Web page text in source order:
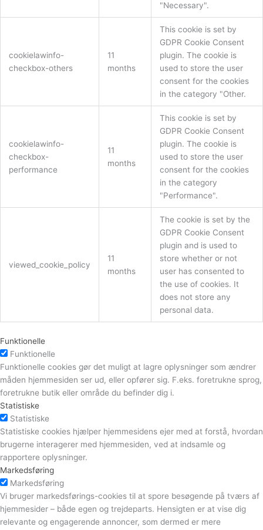
"Necessary".
cookielawinfo-
checkbox-others
11
months
This cookie is set by
GDPR Cookie Consent
plugin. The cookie is
used to store the user
consent for the cookies
in the category "Other.
cookielawinfo-
checkbox-
performance
11
months
This cookie is set by
GDPR Cookie Consent
plugin. The cookie is
used to store the user
consent for the cookies
in the category
"Performance".
viewed_cookie_policy
11
months
The cookie is set by the
GDPR Cookie Consent
plugin and is used to
store whether or not
user has consented to
the use of cookies. It
does not store any
personal data.
Funktionelle
Funktionelle
Funktionelle cookies gør det muligt at lagre oplysninger som ændrer
måden hjemmesiden ser ud, eller opfører sig. F.eks. foretrukne sprog,
foretrukne butik eller område du befinder dig i.
Statistiske
Statistiske
Statistiske cookies hjælper hjemmesidens ejer med at forstå, hvordan
brugerne interagerer med hjemmesiden, ved at indsamle og
rapportere oplysninger.
Markedsføring
Markedsføring
Vi bruger markedsførings-cookies til at spore besøgende på tværs af
hjemmesider – både egen og trejdeparts. Hensigten er at vise dig
relevante og engagerende annoncer, som dermed er mere